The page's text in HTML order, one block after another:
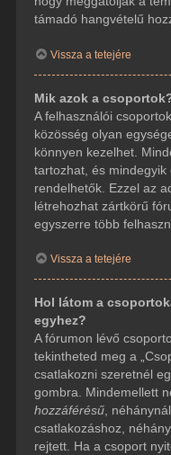
támadó hangvételű
Vissza a tetejére
Mik azok a
A felhasználói
közösség olyan
könnyen kezelhet.
tartozhat, és
rendelhetők. Ezzel az
létrehozhat zártkörű
egyszerre több
Vissza a tetejére
Hol látom a
egyhez?
A fórumon lévő
tekintheted meg a
csatlakozni szeretnél
gombra. Mindemellett
hozzáférésű,
csatlakozáshoz,
rejtett. Ha a csoport